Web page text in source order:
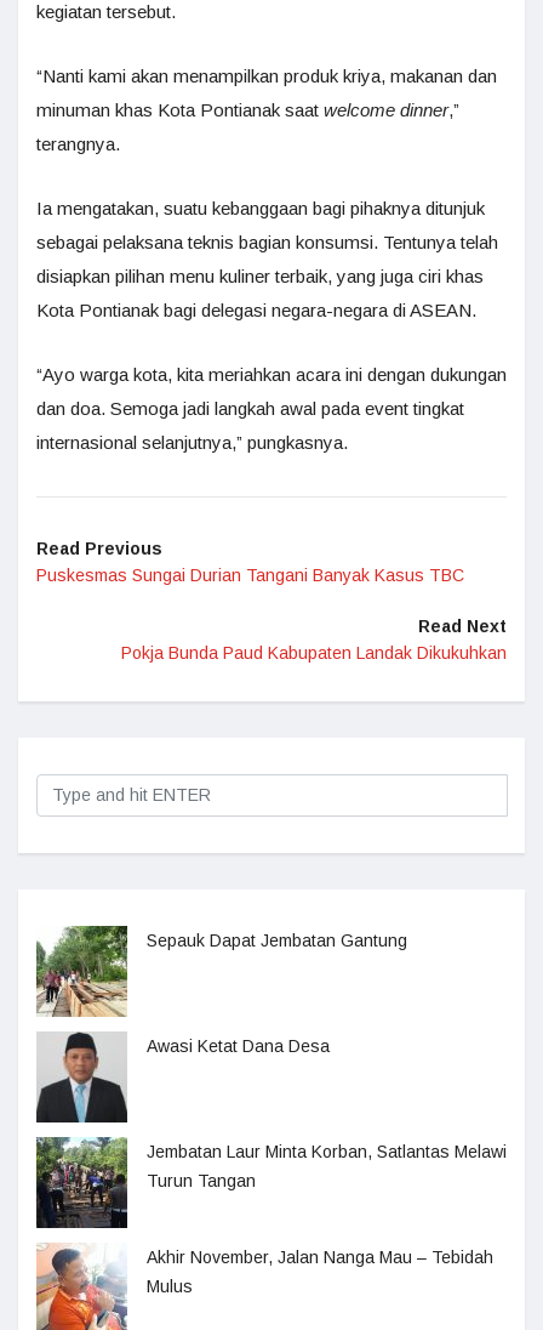
kegiatan tersebut.
“Nanti kami akan menampilkan produk kriya, makanan dan
minuman khas Kota Pontianak saat welcome dinner,”
terangnya.
Ia mengatakan, suatu kebanggaan bagi pihaknya ditunjuk
sebagai pelaksana teknis bagian konsumsi. Tentunya telah
disiapkan pilihan menu kuliner terbaik, yang juga ciri khas
Kota Pontianak bagi delegasi negara-negara di ASEAN.
“Ayo warga kota, kita meriahkan acara ini dengan dukungan
dan doa. Semoga jadi langkah awal pada event tingkat
internasional selanjutnya,” pungkasnya.
Read Previous
Puskesmas Sungai Durian Tangani Banyak Kasus TBC
Read Next
Pokja Bunda Paud Kabupaten Landak Dikukuhkan
Sepauk Dapat Jembatan Gantung
Awasi Ketat Dana Desa
Jembatan Laur Minta Korban, Satlantas Melawi
Turun Tangan
Akhir November, Jalan Nanga Mau – Tebidah
Mulus